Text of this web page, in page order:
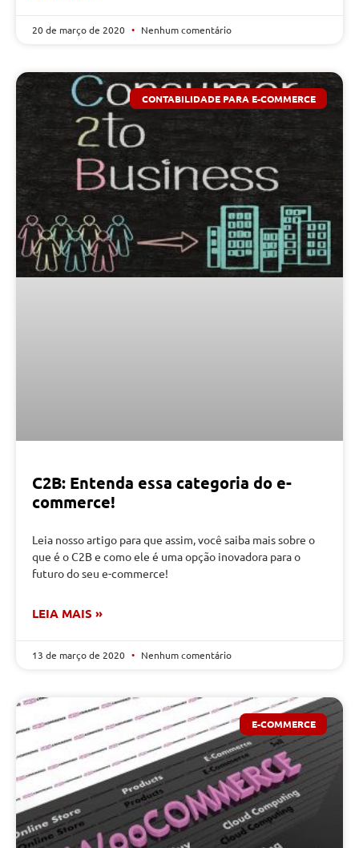
20 de março de 2020 Nenhum comentário
CONTABILIDADE PARA E-COMMERCE
C2B: Entenda essa categoria do e-
commerce!
Leia nosso artigo para que assim, você saiba mais sobre o
que é o C2B e como ele é uma opção inovadora para o
futuro do seu e-commerce!
LEIA MAIS »
13 de março de 2020 Nenhum comentário
E-COMMERCE